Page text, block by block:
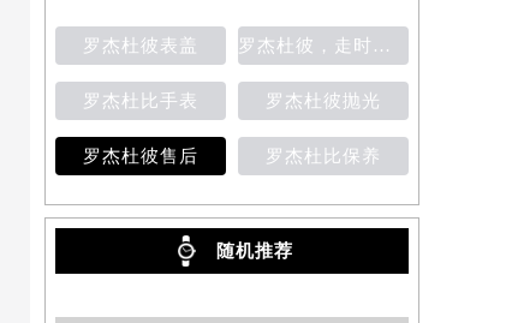
罗杰杜彼表盖 罗杰杜彼，走时检测
罗杰杜比手表 罗杰杜彼抛光
罗杰杜彼售后 罗杰杜比保养
随机推荐